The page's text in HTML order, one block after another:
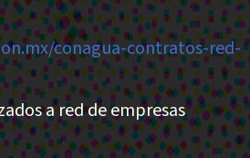
conagua-contratos-red-
a red de empresas